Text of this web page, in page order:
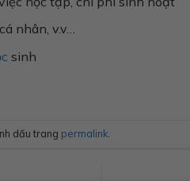
nhân, v.v…
sinh
dấu trang permalink